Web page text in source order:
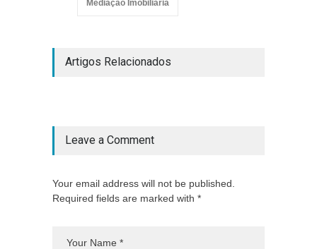
Mediação Imobiliária
Artigos Relacionados
Leave a Comment
Your email address will not be published.
Required fields are marked with *